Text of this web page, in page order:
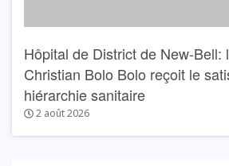
Hôpital de District de New-Bell:
Christian Bolo Bolo reçoit le
hiérarchie sanitaire
2 août 2026